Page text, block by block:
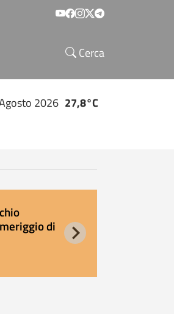
Social menu
Cerca
2026 27,8°C
di